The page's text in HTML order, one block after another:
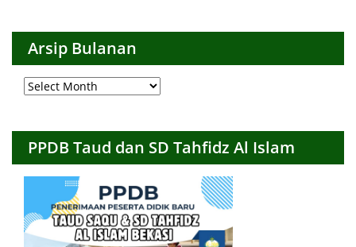
Arsip Bulanan
Arsip
Bulanan
PPDB Taud dan SD Tahfidz Al Islam